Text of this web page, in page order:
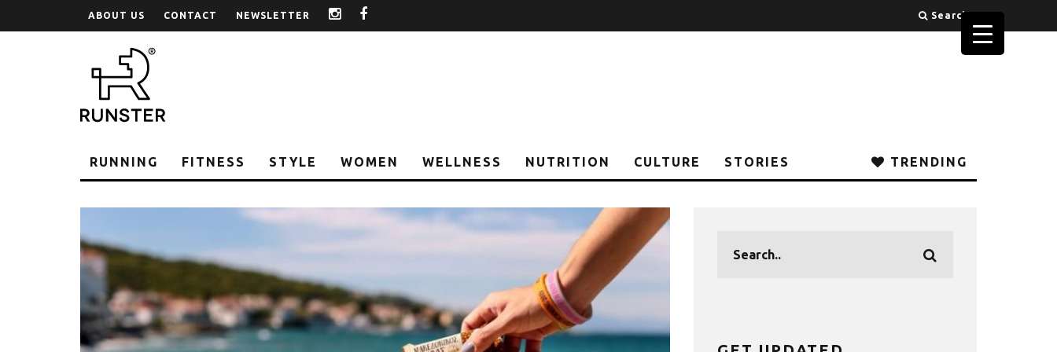
ABOUT US CONTACT NEWSLETTER instagram Search
RUNNING FITNESS STYLE WOMEN WELLNESS NUTRITION CULTURE STORIES TRENDING